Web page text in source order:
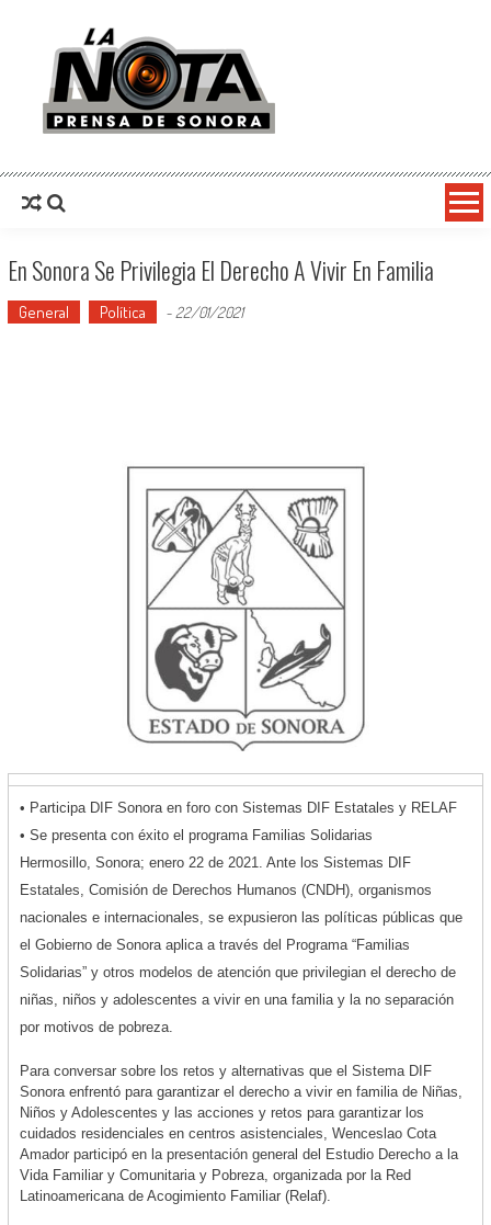
La Nota Prensa De Sonora
En Sonora Se Privilegia El Derecho A Vivir En Familia
General Política - 22/01/2021
• Participa DIF Sonora en foro con Sistemas DIF Estatales y RELAF
• Se presenta con éxito el programa Familias Solidarias
Hermosillo, Sonora; enero 22 de 2021. Ante los Sistemas DIF
Estatales, Comisión de Derechos Humanos (CNDH), organismos
nacionales e internacionales, se expusieron las políticas públicas que
el Gobierno de Sonora aplica a través del Programa “Familias
Solidarias” y otros modelos de atención que privilegian el derecho de
niñas, niños y adolescentes a vivir en una familia y la no separación
por motivos de pobreza.
Para conversar sobre los retos y alternativas que el Sistema DIF
Sonora enfrentó para garantizar el derecho a vivir en familia de Niñas,
Niños y Adolescentes y las acciones y retos para garantizar los
cuidados residenciales en centros asistenciales, Wenceslao Cota
Amador participó en la presentación general del Estudio Derecho a la
Vida Familiar y Comunitaria y Pobreza, organizada por la Red
Latinoamericana de Acogimiento Familiar (Relaf).